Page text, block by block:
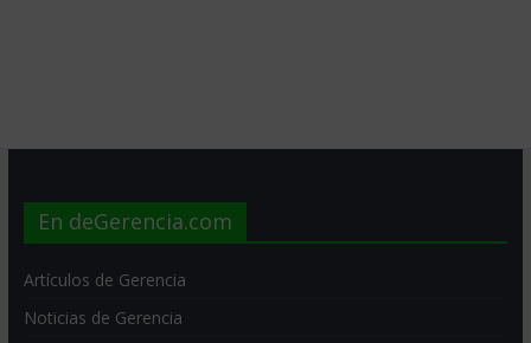
En deGerencia.com
Artículos de Gerencia
Noticias de Gerencia